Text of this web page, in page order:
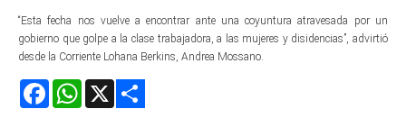
“Esta fecha nos vuelve a encontrar ante una coyuntura atravesada por un
gobierno que golpe a la clase trabajadora, a las mujeres y disidencias”, advirtió
desde la Corriente Lohana Berkins, Andrea Mossano.
FacebookWhatsApp